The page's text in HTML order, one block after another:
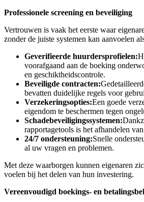
Professionele screening en beveiliging
Vertrouwen is vaak het eerste waar
zonder de juiste systemen kan aanvoelen
Geverifieerde huurdersprofielen:
voorafgaand aan de boeking
en geschiktheidscontrole.
Beveiligde contracten:
bevatten duidelijke regels voor
Verzekeringsopties:Een goede
eigendom te beschermen tegen
Schadebeveiligingssystemen:
rapportagetools is het afhandelen
24/7 ondersteuning:Snelle
al uw vragen en problemen.
Met deze waarborgen kunnen eigenaren
voelen bij het delen van hun investering.
Vereenvoudigd boekings- en